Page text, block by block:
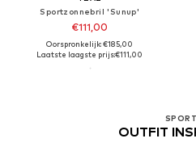
Sportzonnebril 'Sunup'
€111,00
Oorspronkelijk: €185,00
Laatste laagste prijs:€111,00
SPORT
OUTFIT